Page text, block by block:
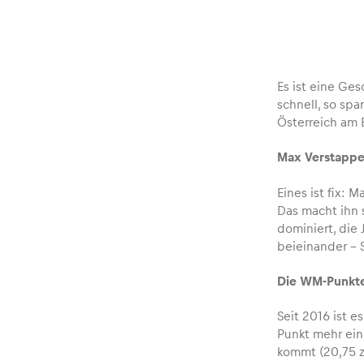
Es ist eine
schnell, so
Österreich am
Max
Eines ist fix:
Das macht ihn
dominiert, die
beieinander –
Die WM-
Seit 2016 ist
Punkt mehr
kommt (20,75